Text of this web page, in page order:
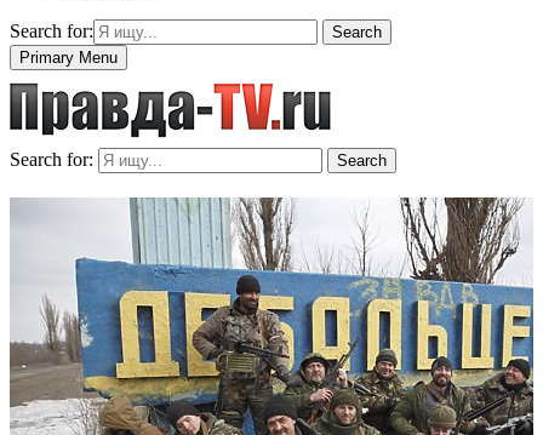
Search for:
Search
Primary Menu
Search for: Search